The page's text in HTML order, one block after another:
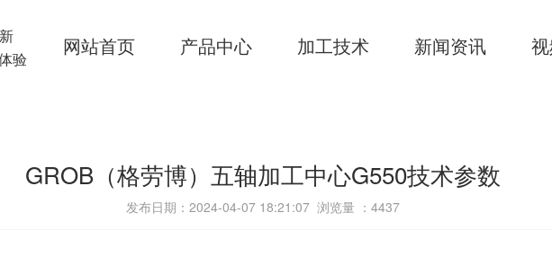
网站首页 产品中心 加工技术 新闻资讯
验
GROB（格劳博）五轴加工中心G550技术参数
发布日期：2024-04-07 18:21:07 浏览量 ： 4437